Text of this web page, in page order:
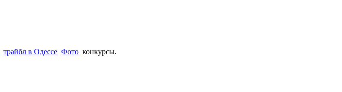
трайбл в Одессе Фото конкурсы.